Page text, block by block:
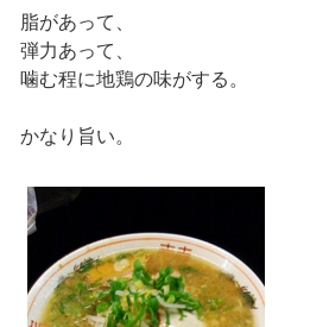
脂があって、
弾力あって、
噛む程に地鶏の味がする。
かなり旨い。